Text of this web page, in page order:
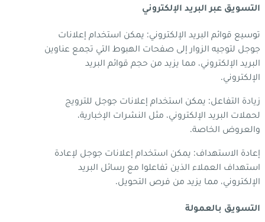
التسويق عبر البريد الإلكتروني
توسيع قوائم البريد الإلكتروني: يمكن استخدام إعلانات
جوجل لتوجيه الزوار إلى صفحات الهبوط التي تجمع عناوين
البريد الإلكتروني، مما يزيد من حجم قوائم البريد
الإلكتروني.
زيادة التفاعل: يمكن استخدام إعلانات جوجل للترويج
لحملات البريد الإلكتروني، مثل النشرات الإخبارية،
والعروض الخاصة.
إعادة الاستهداف: يمكن استخدام إعلانات جوجل لإعادة
استهداف العملاء الذين تفاعلوا مع رسائل البريد
الإلكتروني، مما يزيد من فرص التحويل.
التسويق بالعمولة